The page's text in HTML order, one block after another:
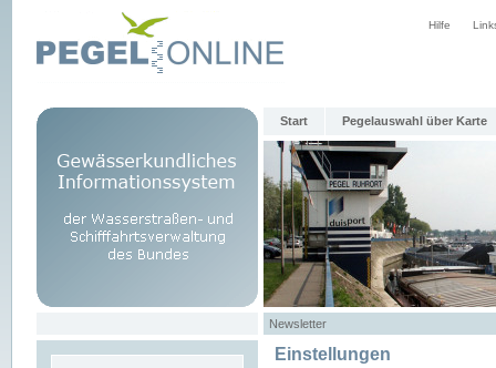
Hilfe
Start Pegelauswahl über Karte
Newsletter
Einstellungen